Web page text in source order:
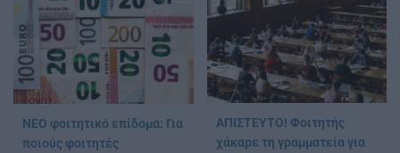
ΝΕΟ φοιτητικό επίδομα: Για
ποιούς φοιτητές
ΑΠΙΣΤΕΥΤΟ! Φοιτητής
χάκαρε τη γραμματεία για